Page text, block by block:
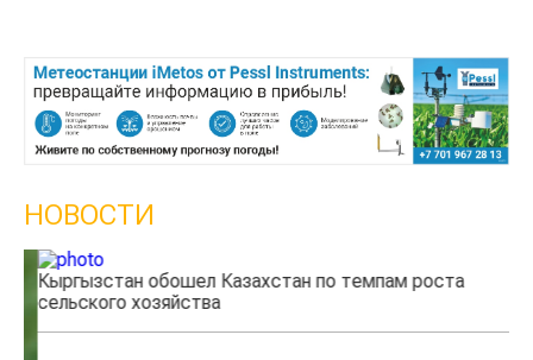
НОВОСТИ
Кыргызстан обошел Казахстан по темпам роста
сельского хозяйства